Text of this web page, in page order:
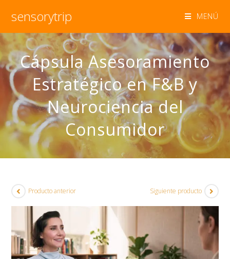
sensorytrip MENÚ
Cápsula Asesoramiento
Estratégico en F&B y
Neurociencia del
Consumidor
Producto anterior Siguiente producto